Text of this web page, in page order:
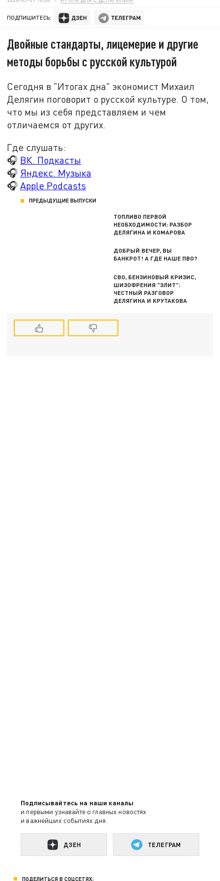
ПОДПИШИТЕСЬ:
Двойные стандарты, лицемерие и другие
методы борьбы с русской культурой
Сегодня в "Итогах дна" экономист Михаил
Делягин поговорит о русской культуре. О том,
что мы из себя представляем и чем
отличаемся от других.
Где слушать:
🎧 ВК. Подкасты
🎧 Яндекс. Музыка
🎧 Apple Podcasts
ПРЕДЫДУЩИЕ ВЫПУСКИ
ТОПЛИВО ПЕРВОЙ
НЕОБХОДИМОСТИ: РАЗБОР
ДЕЛЯГИНА И КОМАРОВА
ДОБРЫЙ ВЕЧЕР, ВЫ
БАНКРОТ! А ГДЕ НАШЕ ПВО?
СВО, БЕНЗИНОВЫЙ КРИЗИС,
ШИЗОФРЕНИЯ "ЭЛИТ":
ЧЕСТНЫЙ РАЗГОВОР
ДЕЛЯГИНА И КРУТАКОВА
Подписывайтесь на наши каналы
и первыми узнавайте о главных новостях
и важнейших событиях дня.
ДЗЕН ТЕЛЕГРАМ
ПОДЕЛИТЬСЯ В СОЦСЕТЯХ: